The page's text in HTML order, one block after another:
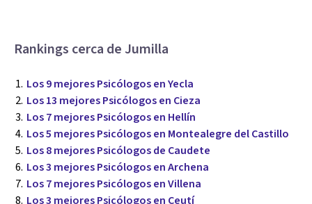
Rankings cerca de Jumilla
Los 9 mejores Psicólogos en Yecla
Los 13 mejores Psicólogos en Cieza
Los 7 mejores Psicólogos en Hellín
Los 5 mejores Psicólogos en Montealegre del Castillo
Los 8 mejores Psicólogos de Caudete
Los 3 mejores Psicólogos en Archena
Los 7 mejores Psicólogos en Villena
Los 3 mejores Psicólogos en Ceutí